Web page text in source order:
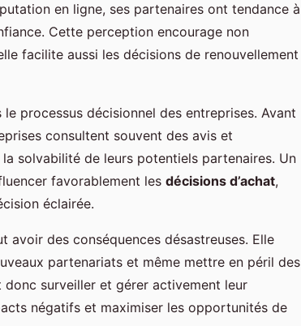
en ligne, ses partenaires ont tendance à
Cette perception encourage non
facilite aussi les décisions de renouvellement
processus décisionnel des entreprises. Avant
consultent souvent des avis et
solvabilité de leurs potentiels partenaires. Un
favorablement les décisions d’achat,
éclairée.
avoir des conséquences désastreuses. Elle
partenariats et même mettre en péril des
surveiller et gérer activement leur
négatifs et maximiser les opportunités de